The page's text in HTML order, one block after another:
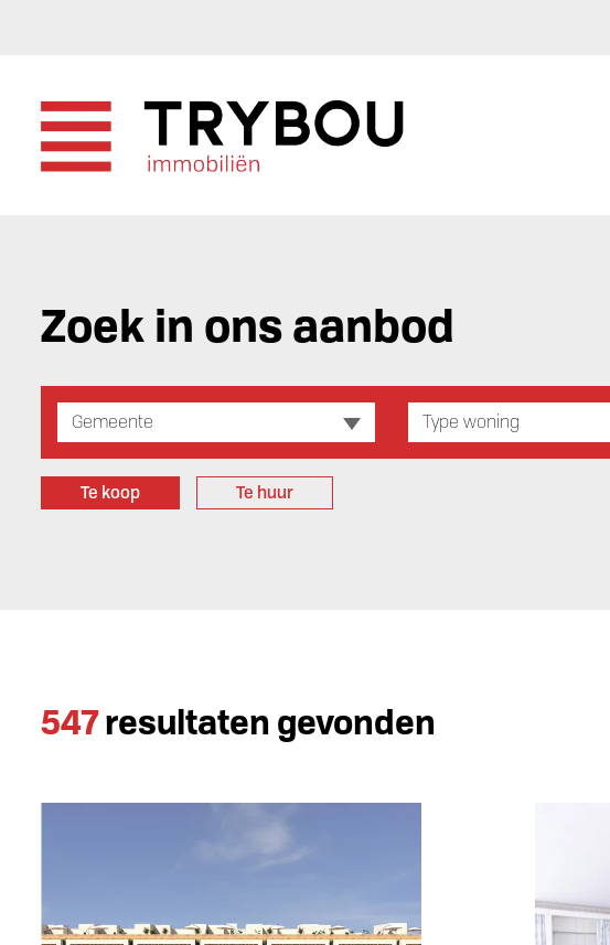
Zoek in ons aanbod
Gemeente Type woning
Te koop Te huur
547resultaten gevonden